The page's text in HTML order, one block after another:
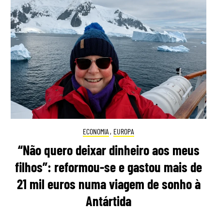
ECONOMIA , EUROPA
“Não quero deixar dinheiro aos meus
filhos”: reformou-se e gastou mais de
21 mil euros numa viagem de sonho à
Antártida